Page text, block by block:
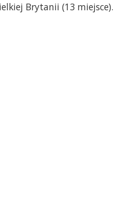
Brytanii (13 miejsce).